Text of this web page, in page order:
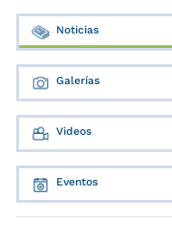
Noticias
Galerías
Videos
Eventos